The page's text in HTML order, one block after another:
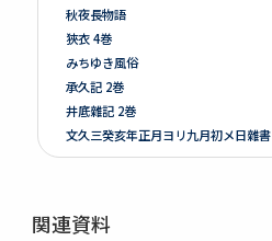
秋夜長物語
狹衣 4巻
みちゆき風俗
承久記 2巻
井底雜記 2巻
文久三癸亥年正月ヨリ九月初メ日雜書
遍照發揮性靈集 10巻
天地萬物造化論
関連資料